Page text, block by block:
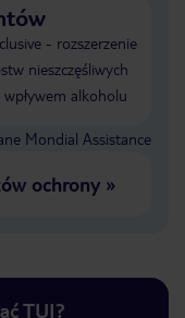
- rozszerzenie
nieszczęśliwych
alkoholu
Mondial Assistance
ochrony»
TUI?